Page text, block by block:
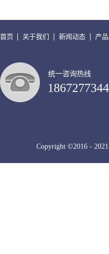
关于我们 新闻动态 产
Copyright ©2016 - 2021
首页
统一咨询热线